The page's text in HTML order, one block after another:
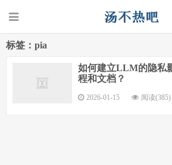
标签：pia
如何建立LLM的隐私
程和文档？
2026-01-15 阅读(385)